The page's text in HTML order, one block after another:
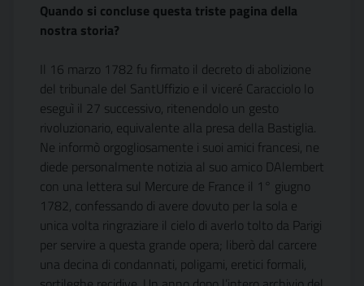
Quando si concluse questa triste pagina della
nostra storia?
Il 16 marzo 1782 fu firmato il decreto di abolizione
del tribunale del SantUffizio e il viceré Caracciolo lo
eseguì il 27 successivo, ritenendolo un gesto
rivoluzionario, equivalente alla presa della Bastiglia.
Ne informò orgogliosamente i suoi amici francesi, ne
diede personalmente notizia al suo amico DAlembert
con una lettera sul Mercure de France il 1° giugno
1782, confessando di avere dovuto per la sola e
unica volta ringraziare il cielo di averlo tolto da Parigi
per servire a questa grande opera; liberò dal carcere
una decina di condannati, poligami, eretici formali,